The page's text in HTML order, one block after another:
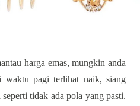
harga emas, mungkin anda
waktu pagi terlihat naik, siang
tidak ada pola yang pasti.